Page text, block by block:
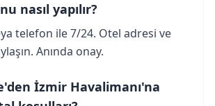
nasıl yapılır?
telefon ile 7/24. Otel adresi ve
Anında onay.
İzmir Havalimanı'na